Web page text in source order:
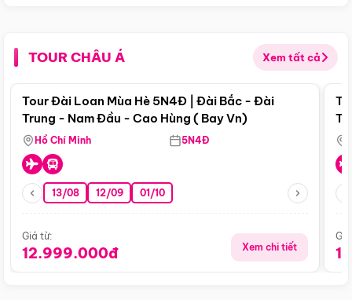
TOUR CHÂU Á Xem tất cả
Điểm nổi bật
Tour Đài Loan Mùa Hè 5N4Đ | Đài Bắc - Đài
Trung - Nam Đầu - Cao Hùng ( Bay Vn)
Hồ Chí Minh 5N4Đ
13/08 12/09 01/10
Giá từ:
12.999.000đ Xem chi tiết